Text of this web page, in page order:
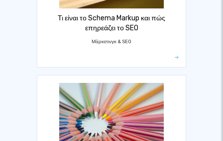
Τι είναι το Schema Markup και πώς
επηρεάζει το SEO
Μάρκετινγκ & SEO